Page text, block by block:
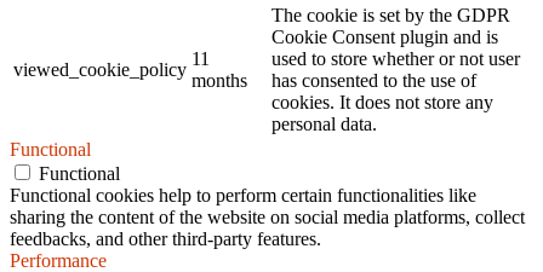
viewed_cookie_policy
11
months
The cookie is set by the GDPR
Cookie Consent plugin and is
used to store whether or not user
has consented to the use of
cookies. It does not store any
personal data.
Functional
Functional
Functional cookies help to perform certain functionalities like
sharing the content of the website on social media platforms, collect
feedbacks, and other third-party features.
Performance